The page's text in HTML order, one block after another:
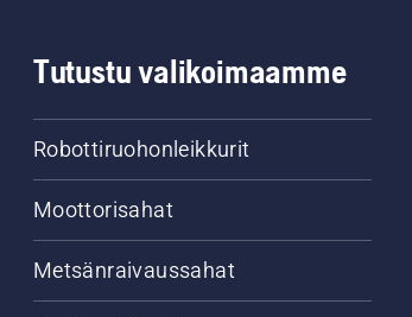
Tutustu valikoimaamme
Robottiruohonleikkurit
Moottorisahat
Metsänraivaussahat